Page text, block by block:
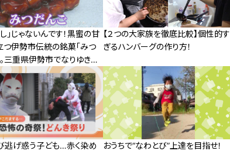
」じゃないんです！黒蜜の甘
つ伊勢市伝統の銘菓「みつ
。三重県伊勢市でなりゆきグ
【２つの大家族を徹底比較】個性的す
ぎるハンバーグの作り方！
逃げ惑う子ども…赤く染め
おうちで“なわとび”上達を目指せ！